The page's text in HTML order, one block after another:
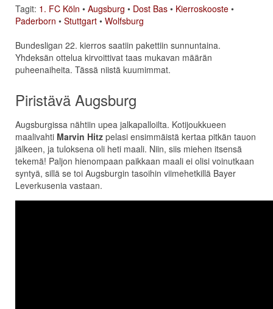
Tagit: 1. FC Köln • Augsburg • Dost Bas • Kierroskooste •
Paderborn • Stuttgart • Wolfsburg
Bundesligan 22. kierros saatiin pakettiin sunnuntaina.
Yhdeksän ottelua kirvoittivat taas mukavan määrän
puheenaiheita. Tässä niistä kuumimmat.
Piristävä Augsburg
Augsburgissa nähtiin upea jalkapalloilta. Kotijoukkueen
maalivahti Marvin Hitz pelasi ensimmäistä kertaa pitkän tauon
jälkeen, ja tuloksena oli heti maali. Niin, siis miehen itsensä
tekemä! Paljon hienompaan paikkaan maali ei olisi voinutkaan
syntyä, sillä se toi Augsburgin tasoihin viimehetkillä Bayer
Leverkusenia vastaan.